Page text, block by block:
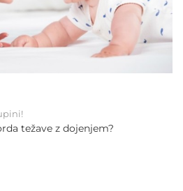
težave z dojenjem?